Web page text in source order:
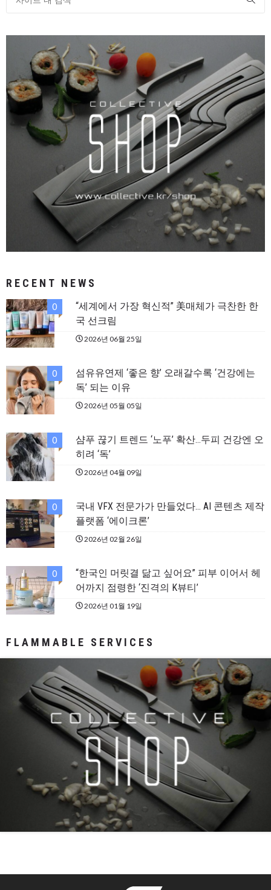
RECENT NEWS
0
“세계에서 가장 혁신적” 美매체가 극찬한 한
국 선크림
2026년 06월 25일
0
섬유유연제 ‘좋은 향’ 오래갈수록 ‘건강에는
독’ 되는 이유
2026년 05월 05일
0
샴푸 끊기 트렌드 ‘노푸’ 확산…두피 건강엔 오
히려 ‘독’
2026년 04월 09일
0
국내 VFX 전문가가 만들었다… AI 콘텐츠 제작
플랫폼 ‘에이크론’
2026년 02월 26일
0
“한국인 머릿결 닮고 싶어요” 피부 이어서 헤
어까지 점령한 ‘진격의 K뷰티’
2026년 01월 19일
FLAMMABLE SERVICES